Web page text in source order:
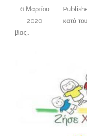
6 Μαρτίου
2020
κατά
βίας..